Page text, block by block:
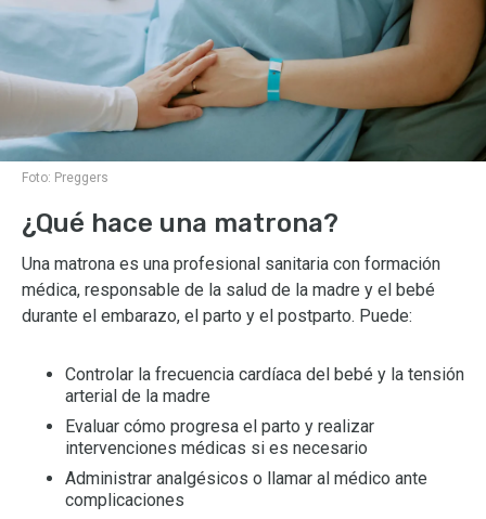
Foto: Preggers
¿Qué hace una matrona?
Una matrona es una profesional sanitaria con formación
médica, responsable de la salud de la madre y el bebé
durante el embarazo, el parto y el postparto. Puede:
Controlar la frecuencia cardíaca del bebé y la tensión
arterial de la madre
Evaluar cómo progresa el parto y realizar
intervenciones médicas si es necesario
Administrar analgésicos o llamar al médico ante
complicaciones